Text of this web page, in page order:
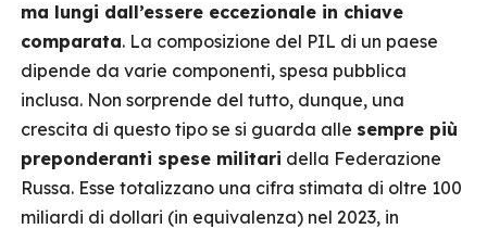
ma lungi dall’essere eccezionale in chiave
comparata. La composizione del PIL di un paese
dipende da varie componenti, spesa pubblica
inclusa. Non sorprende del tutto, dunque, una
crescita di questo tipo se si guarda alle sempre più
preponderanti spese militari della Federazione
Russa. Esse totalizzano una cifra stimata di oltre 100
miliardi di dollari (in equivalenza) nel 2023, in